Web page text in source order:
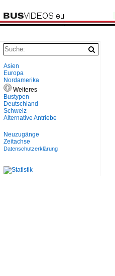
Asien
Europa
Nordamerika
Weiteres
Bustypen
Deutschland
Schweiz
Alternative Antriebe
Neuzugänge
Zeitachse
Datenschutzerklärung